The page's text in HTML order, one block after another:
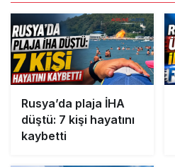
Rusya’da plaja İHA
düştü: 7 kişi hayatını
kaybetti